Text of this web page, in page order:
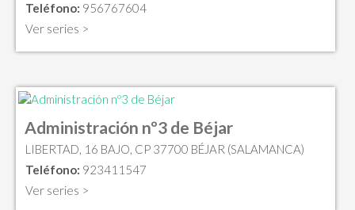
Teléfono: 956767604
Ver series >
Administración nº3 de Béjar
LIBERTAD, 16 BAJO, CP 37700 BÉJAR (SALAMANCA)
Teléfono: 923411547
Ver series >